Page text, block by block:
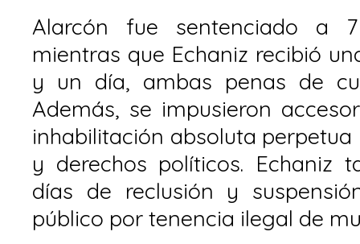
Alarcón fue sentenciado a
mientras que Echaniz recibió
y un día, ambas penas de
Además, se impusieron
inhabilitación absoluta
y derechos políticos. Echaniz
días de reclusión y
público por tenencia ilegal de